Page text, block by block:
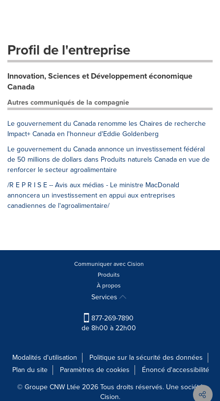
Profil de l'entreprise
Innovation, Sciences et Développement économique
Canada
Autres communiqués de la compagnie
Le gouvernement du Canada renomme les Chaires de recherche
Impact+ Canada en l'honneur d'Eddie Goldenberg
Le gouvernement du Canada annonce un investissement fédéral
de 50 millions de dollars dans Produits naturels Canada en vue de
renforcer le secteur agroalimentaire
/R E P R I S E -- Avis aux médias - Le ministre MacDonald
annoncera un investissement en appui aux entreprises
canadiennes de l'agroalimentaire/
Communiquer avec Cision
Produits
À propos
Services
877-269-7890
de 8h00 à 22h00
Modalités d'utilisation
Politique sur la sécurité des données
Plan du site
Paramètres de cookies
Énoncé d'accessibilité
© Groupe CNW Ltée 2026 Tous droits réservés. Une société
Cision.